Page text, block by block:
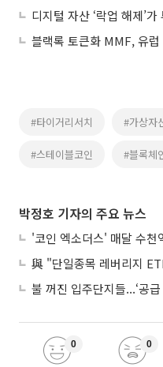
디지털 자산 ‘락업 해제’
블랙록 토큰화 MMF, 유럽
#타이거리서치 #가상자
#스테이블코인 #블록체
박정호 기자의 주요 뉴스
'코인 엑소더스' 매달 수천
불 꺼진 입주단지들...‘공급
0 0